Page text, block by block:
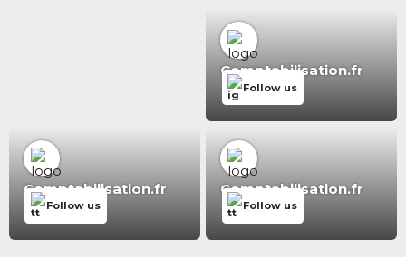
Comptabilisation.fr
Follow us
Comptabilisation.fr
Follow us
Comptabilisation.fr
Follow us